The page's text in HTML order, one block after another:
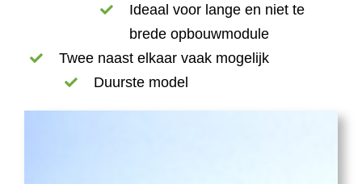
Ideaal voor lange en niet te
brede opbouwmodule
Twee naast elkaar vaak mogelijk
Duurste model